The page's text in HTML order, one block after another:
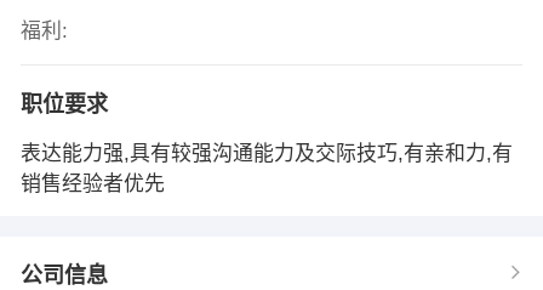
福利:
职位要求
表达能力强,具有较强沟通能力及交际技巧,有亲和力,有
销售经验者优先
公司信息